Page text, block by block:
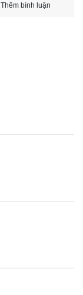
Thêm bình luận